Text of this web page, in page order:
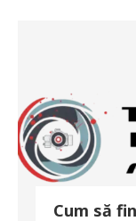
Cum să